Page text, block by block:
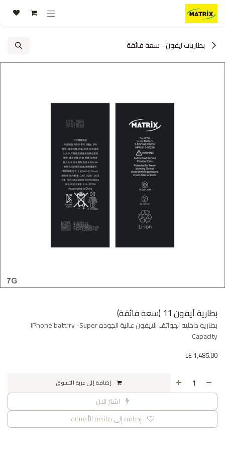
تخطي للذهاب إلى المحتوى
بطاريات آيفون - سعة فائقة
بطارية آيفون 11 (سعة فائقة)
بطاريه داخليه لهواتف الايفون عالية الجوده IPhone battrry -Super
Capacity
1,485.00
إضافة إلى قائمة الأمنيات